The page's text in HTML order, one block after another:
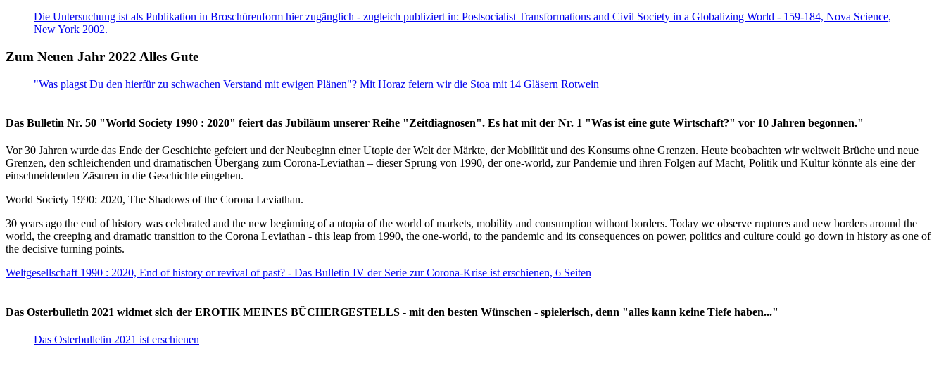
Die Untersuchung ist als Publikation in Broschürenform hier zugänglich - zugleich publiziert in: Postsocialist Transformations and Civil Society in a Globalizing World - 159-184, Nova Science,
New York 2002.
Zum Neuen Jahr 2022 Alles Gute
"Was plagst Du den hierfür zu schwachen Verstand mit ewigen Plänen"? Mit Horaz feiern wir die Stoa mit 14 Gläsern Rotwein
Das Bulletin Nr. 50 "World Society 1990 : 2020" feiert das Jubiläum unserer Reihe "Zeitdiagnosen". Es hat mit der Nr. 1 "Was ist eine gute Wirtschaft?" vor 10 Jahren begonnen."
Vor 30 Jahren wurde das Ende der Geschichte gefeiert und der Neubeginn einer Utopie der Welt der Märkte, der Mobilität und des Konsums ohne Grenzen. Heute beobachten wir weltweit Brüche und neue
Grenzen, den schleichenden und dramatischen Übergang zum Corona-Leviathan – dieser Sprung von 1990, der one-world, zur Pandemie und ihren Folgen auf Macht, Politik und Kultur könnte als eine der
einschneidenden Zäsuren in die Geschichte eingehen.
World Society 1990: 2020, The Shadows of the Corona Leviathan.
30 years ago the end of history was celebrated and the new beginning of a utopia of the world of markets, mobility and consumption without borders. Today we observe ruptures and new borders around the
world, the creeping and dramatic transition to the Corona Leviathan - this leap from 1990, the one-world, to the pandemic and its consequences on power, politics and culture could go down in history as one of
the decisive turning points.
Weltgesellschaft 1990 : 2020, End of history or revival of past? - Das Bulletin IV der Serie zur Corona-Krise ist erschienen, 6 Seiten
Das Osterbulletin 2021 widmet sich der EROTIK MEINES BÜCHERGESTELLS - mit den besten Wünschen - spielerisch, denn "alles kann keine Tiefe haben..."
Das Osterbulletin 2021 ist erschienen